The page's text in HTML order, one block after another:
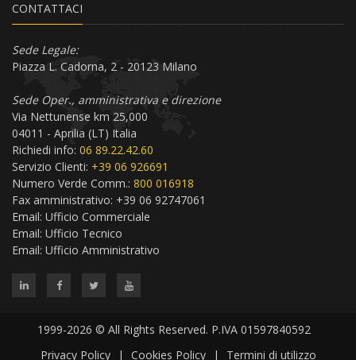
CONTATTACI
Sede Legale:
Piazza L. Cadorna, 2 - 20123 Milano
Sede Oper., amministrativa e direzione
Via Nettunense km 25,000
04011 - Aprilia (LT) Italia
Richiedi info: 06 89.22.42.60
Servizio Clienti: +39 06 926691
Numero Verde Comm.: 800 016918
Fax amministrativo: +39 06 92747061
Email: Ufficio Commerciale
Email: Ufficio Tecnico
Email: Ufficio Amministrativo
1999-2026 © All Rights Reserved. P.IVA 01597840592
Privacy Policy
| Cookies Policy | Termini di utilizzo